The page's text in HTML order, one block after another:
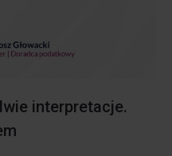
interpretacje.